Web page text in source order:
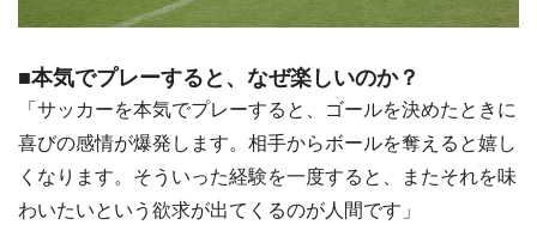
■本気でプレーすると、なぜ楽しいのか？
「サッカーを本気でプレーすると、ゴールを決めたときに
喜びの感情が爆発します。相手からボールを奪えると嬉し
くなります。そういった経験を一度すると、またそれを味
わいたいという欲求が出てくるのが人間です」